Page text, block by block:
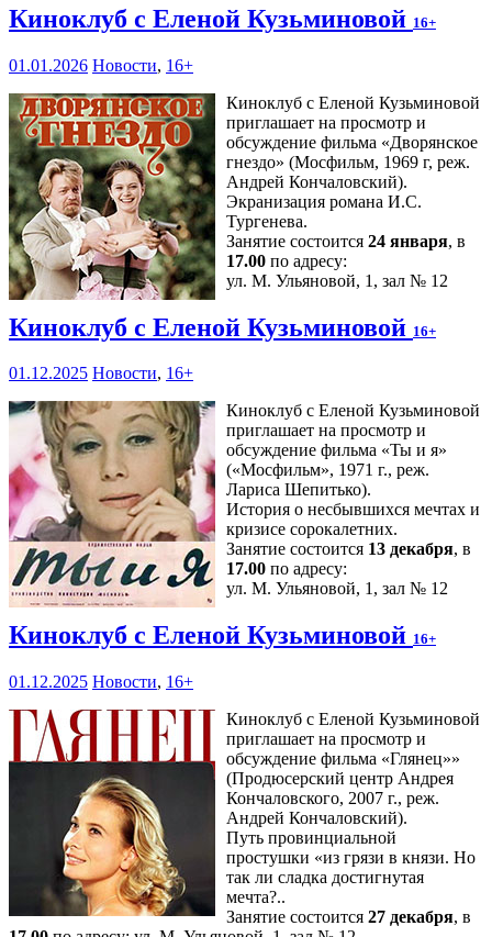
Киноклуб с Еленой Кузьминовой 16+
01.01.2026 Новости, 16+
Киноклуб с Еленой Кузьминовой
приглашает на просмотр и
обсуждение фильма «Дворянское
гнездо» (Мосфильм, 1969 г, реж.
Андрей Кончаловский).
Экранизация романа И.С.
Тургенева.
Занятие состоится 24 января, в
17.00 по адресу:
ул. М. Ульяновой, 1, зал № 12
Киноклуб с Еленой Кузьминовой 16+
01.12.2025 Новости, 16+
Киноклуб с Еленой Кузьминовой
приглашает на просмотр и
обсуждение фильма «Ты и я»
(«Мосфильм», 1971 г., реж.
Лариса Шепитько).
История о несбывшихся мечтах и
кризисе сорокалетних.
Занятие состоится 13 декабря, в
17.00 по адресу:
ул. М. Ульяновой, 1, зал № 12
Киноклуб с Еленой Кузьминовой 16+
01.12.2025 Новости, 16+
Киноклуб с Еленой Кузьминовой
приглашает на просмотр и
обсуждение фильма «Глянец»»
(Продюсерский центр Андрея
Кончаловского, 2007 г., реж.
Андрей Кончаловский).
Путь провинциальной
простушки «из грязи в князи. Но
так ли сладка достигнутая
мечта?..
Занятие состоится 27 декабря, в